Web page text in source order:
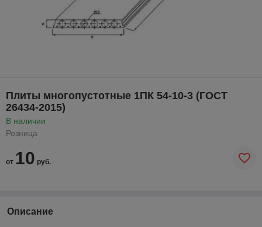
Плиты многопустотные 1ПК 54-10-3 (ГОСТ
26434-2015)
В наличии
Розница
от 10 руб.
Описание